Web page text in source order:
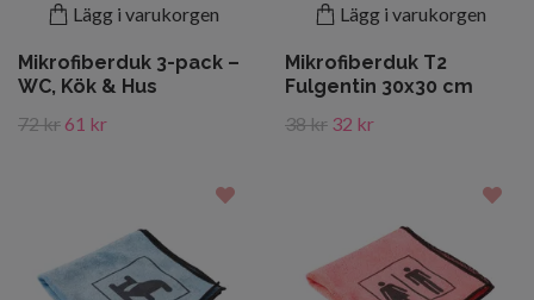
Lägg i varukorgen
Mikrofiberduk 3-pack –
WC, Kök & Hus
72 kr 61 kr
Lägg i varukorgen
Mikrofiberduk T2
Fulgentin 30x30 cm
38 kr 32 kr